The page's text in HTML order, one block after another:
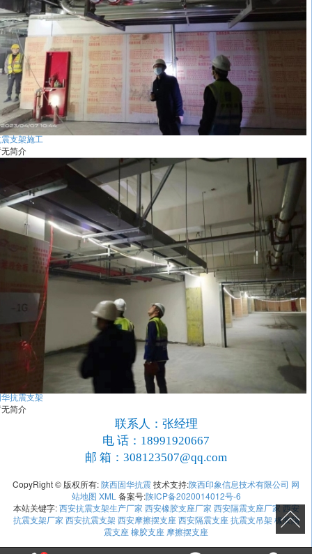
支架施工
简介
抗震支架
简介
联系人：张经理
电 话：18991920667
邮 箱：308123507@qq.com
CopyRight © 版权所有:陕西固华抗震技术支持:陕西印象信息技术有限公司 网
站地图 XML 备案号:陕ICP备2020014012号-6
本站关键字:西安抗震支架生产厂家 西安橡胶支座厂家 西安隔震支座厂家西安
抗震支架厂家 西安抗震支架 西安摩擦摆支座 西安隔震支座 抗震支吊架 橡胶隔
震支座橡胶支座 摩擦摆支座